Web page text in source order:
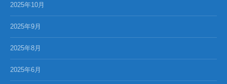
2025年10月
2025年9月
2025年8月
2025年6月